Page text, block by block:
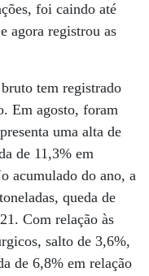
foi caindo até
agora registrou as
tem registrado
Em agosto, foram
uma alta de
de 11,3% em
acumulado do ano, a
queda de
Com relação às
salto de 3,6%,
de 6,8% em relação